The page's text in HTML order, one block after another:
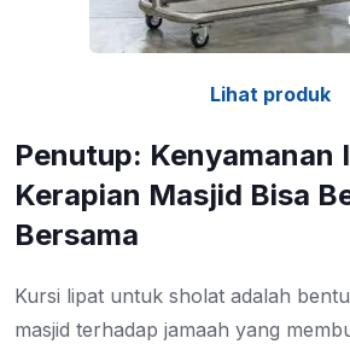
Lihat produk
Penutup: Kenyamanan
Kerapian Masjid Bisa
Bersama
Kursi lipat untuk sholat adalah
masjid terhadap jamaah yang